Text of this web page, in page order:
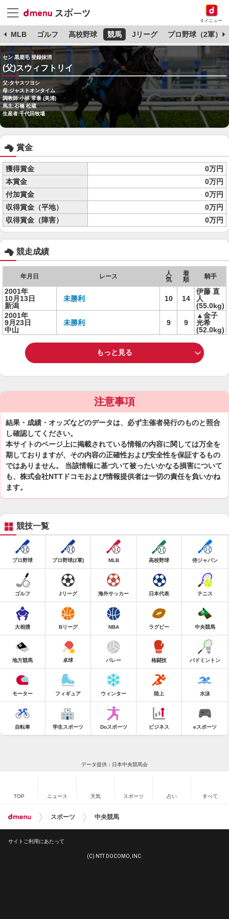
dメニュー
MLB ゴルフ 高校野球 競馬 Jリーグ プロ野球（2軍）
セン 黒鹿毛 登録抹消
(父)スウィフトリイ
父:タヤスツヨシ
母:ジャストオンタイム
調教師:小林 常泰 (美浦)
馬主:石橋 松蔵
生産者:千代田牧場
賞金
獲得賞金
0万円
本賞金
0万円
付加賞金
0万円
収得賞金（平地）
0万円
収得賞金（障害）
0万円
競走成績
年月日 レース
人
気
着
順
騎手
2001年
10月13日
新潟
未勝利 10 14
伊藤 直
人
(55.0kg)
2001年
9月23日
中山
未勝利 9 9
▲金子
光希
(52.0kg)
もっと見る
注意事項
結果・成績・オッズなどのデータは、必ず主催者発行のものと照合
し確認してください。
本サイトのページ上に掲載されている情報の内容に関しては万全を
期しておりますが、その内容の正確性および安全性を保証するもの
ではありません。 当該情報に基づいて被ったいかなる損害について
も、株式会社NTTドコモおよび情報提供者は一切の責任を負いかね
ます。
競技一覧
プロ野球 プロ野球(2軍) MLB 高校野球 侍ジャパン
ゴルフ Jリーグ 海外サッカー 日本代表 テニス
大相撲 Bリーグ NBA ラグビー 中央競馬
地方競馬 卓球 バレー 格闘技 バドミントン
モーター フィギュア ウィンター 陸上 水泳
自転車 学生スポーツ Doスポーツ ビジネス eスポーツ
データ提供：日本中央競馬会
TOP ニュース 天気 スポーツ 占い すべて
スポーツ 中央競馬
サイトご利用にあたって
(C) NTT DOCOMO, INC.